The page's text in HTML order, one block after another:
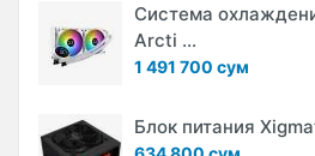
Система
Arcti ...
1 491 700 сум
Блок питания